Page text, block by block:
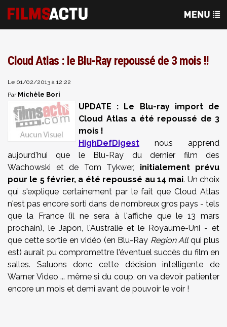
Cloud Atlas : le Blu-Ray repoussé de 3 mois !!
Le 01/02/2013 à 12:22
Par Michèle Bori
UPDATE : Le Blu-ray import de
Cloud Atlas a été repoussé de 3
mois !
HighDefDigest
nous apprend
aujourd'hui que le Blu-Ray du dernier film des
Wachowski et de Tom Tykwer, initialement prévu
pour le 5 février, a été repoussé au 14 mai. Un choix
qui s'explique certainement par le fait que Cloud Atlas
n'est pas encore sorti dans de nombreux gros pays - tels
que la France (il ne sera à l'affiche que le 13 mars
prochain), le Japon, l'Australie et le Royaume-Uni - et
que cette sortie en vidéo (en Blu-Ray Region Allqui plus
est) aurait pu compromettre l'éventuel succès du film en
salles. Saluons donc cette décision intelligente de
Warner Video ... même si du coup, on va devoir patienter
encore un mois et demi avant de pouvoir le voir !